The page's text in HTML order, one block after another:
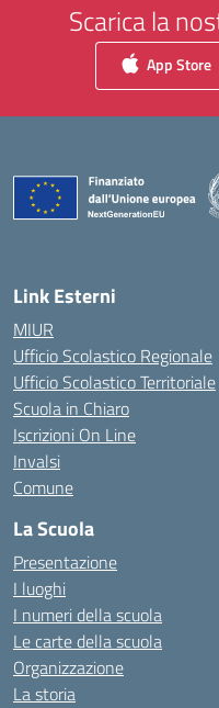
Scarica la
App Store
Link Esterni
MIUR
Ufficio Scolastico Regionale
Ufficio Scolastico Territoriale
Scuola in Chiaro
Iscrizioni On Line
Invalsi
Comune
La Scuola
Presentazione
I luoghi
I numeri della scuola
Le carte della scuola
Organizzazione
La storia